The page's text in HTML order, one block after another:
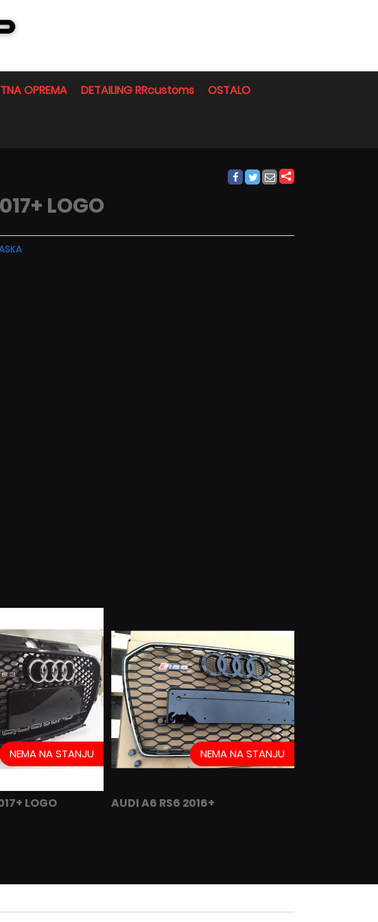
OPREMA DETAILING RRcustoms OSTALO
LOGO
NEMA NA STANJU
LOGO
NEMA NA STANJU
AUDI A6 RS6 2016+